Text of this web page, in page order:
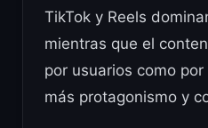
TikTok y Reels
mientras que el
por usuarios como
más protagonismo y